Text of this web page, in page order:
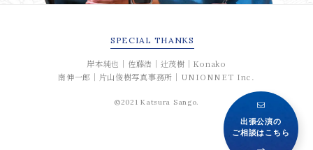
SPECIAL THANKS
岸本純也｜佐藤浩｜辻茂樹｜Konako
南伸一郎｜片山俊樹写真事務所｜UNIONNET Inc.
©2021 Katsura Sango.
出張公演の
ご相談はこちら